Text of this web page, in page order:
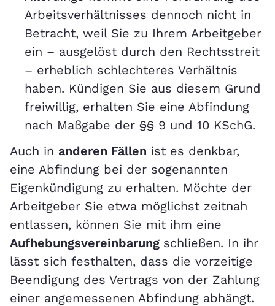
Arbeitsverhältnisses dennoch nicht in
Betracht, weil Sie zu Ihrem Arbeitgeber
ein – ausgelöst durch den Rechtsstreit
– erheblich schlechteres Verhältnis
haben. Kündigen Sie aus diesem Grund
freiwillig, erhalten Sie eine Abfindung
nach Maßgabe der §§ 9 und 10 KSchG.
Auch in anderen Fällen ist es denkbar,
eine Abfindung bei der sogenannten
Eigenkündigung zu erhalten. Möchte der
Arbeitgeber Sie etwa möglichst zeitnah
entlassen, können Sie mit ihm eine
Aufhebungsvereinbarung schließen. In ihr
lässt sich festhalten, dass die vorzeitige
Beendigung des Vertrags von der Zahlung
einer angemessenen Abfindung abhängt.